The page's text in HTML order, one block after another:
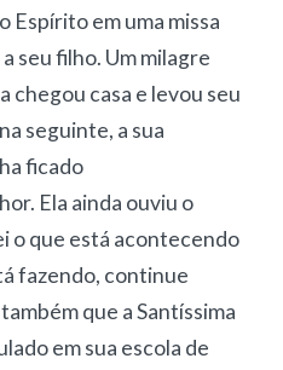
Espírito em uma missa
seu filho. Um milagre
chegou casa e levou seu
seguinte, a sua
ficado
Ela ainda ouviu o
o que está acontecendo
fazendo, continue
que a Santíssima
em sua escola de